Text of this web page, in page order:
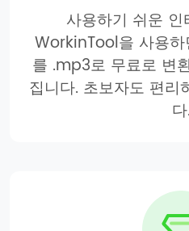
사용하기 쉬운
WorkinTool을 사용
를 .mp3로 무료로 변
집니다. 초보자도 편리
다.